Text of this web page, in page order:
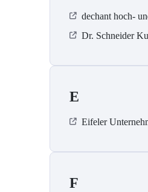
dechant hoch-
Dr. Schneider
E
Eifeler
F